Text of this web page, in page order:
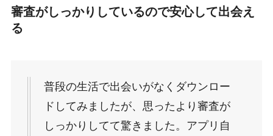
審査がしっかりしているので安心して出会え
る
普段の生活で出会いがなくダウンロー
ドしてみましたが、思ったより審査が
しっかりしてて驚きました。アプリ自